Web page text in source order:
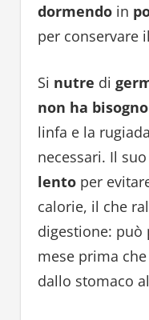
dormendo in
per conservare
Si nutre di
non ha bisogno
linfa e la
necessari. Il suo
lentoper
calorie, il che
digestione: può
mese prima
dallo stomaco